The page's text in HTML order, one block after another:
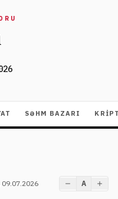
SƏHM BAZARI
09.07.2026 A